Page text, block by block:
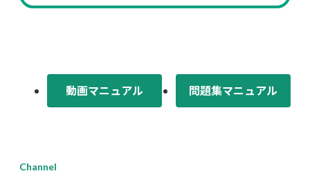
動画マニュアル 問題集マニュアル
Channel